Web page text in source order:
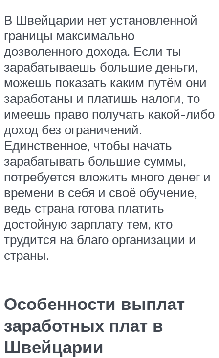
В Швейцарии нет установленной
границы максимально
дозволенного дохода. Если ты
зарабатываешь большие деньги,
можешь показать каким путём они
заработаны и платишь налоги, то
имеешь право получать какой-либо
доход без ограничений.
Единственное, чтобы начать
зарабатывать большие суммы,
потребуется вложить много денег и
времени в себя и своё обучение,
ведь страна готова платить
достойную зарплату тем, кто
трудится на благо организации и
страны.
Особенности выплат
заработных плат в
Швейцарии